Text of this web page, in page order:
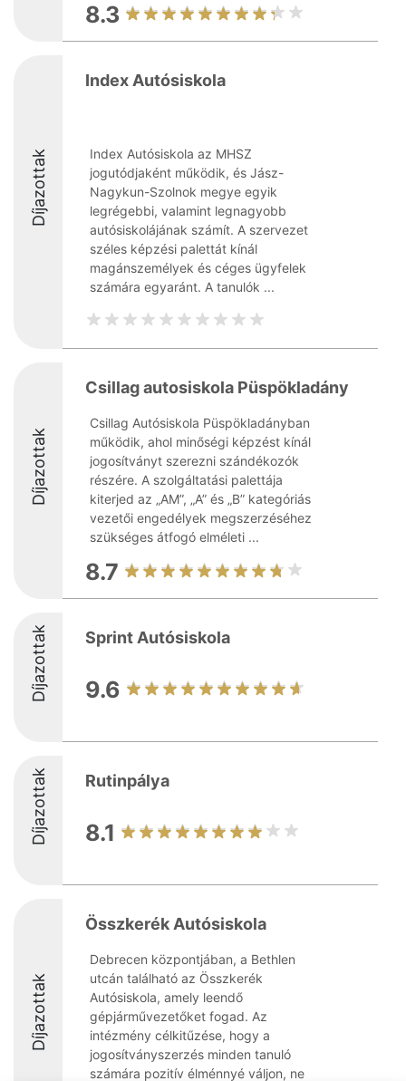
8.3
Díjazottak
Index Autósiskola
Index Autósiskola az MHSZ
jogutódjaként működik, és Jász-
Nagykun-Szolnok megye egyik
legrégebbi, valamint legnagyobb
autósiskolájának számít. A szervezet
széles képzési palettát kínál
magánszemélyek és céges ügyfelek
számára egyaránt. A tanulók ...
Díjazottak
Csillag autosiskola Püspökladány
Csillag Autósiskola Püspökladányban
működik, ahol minőségi képzést kínál
jogosítványt szerezni szándékozók
részére. A szolgáltatási palettája
kiterjed az „AM”, „A” és „B” kategóriás
vezetői engedélyek megszerzéséhez
szükséges átfogó elméleti ...
8.7
Díjazottak Sprint Autósiskola
9.6
Díjazottak Rutinpálya
8.1
Díjazottak
Összkerék Autósiskola
Debrecen központjában, a Bethlen
utcán található az Összkerék
Autósiskola, amely leendő
gépjárművezetőket fogad. Az
intézmény célkitűzése, hogy a
jogosítványszerzés minden tanuló
számára pozitív élménnyé váljon, ne